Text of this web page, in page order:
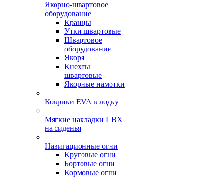
Якорно-швартовое
оборудование
Кранцы
Утки швартовые
Швартовое
оборудование
Якоря
Кнехты
швартовые
Якорные намотки
Коврики EVA в лодку
Мягкие накладки ПВХ
на сиденья
Навигационные огни
Круговые огни
Бортовые огни
Кормовые огни